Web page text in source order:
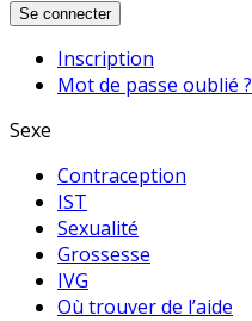
Se connecter
Inscription
Mot de passe oublié ?
Sexe
Contraception
IST
Sexualité
Grossesse
IVG
Où trouver de l’aide